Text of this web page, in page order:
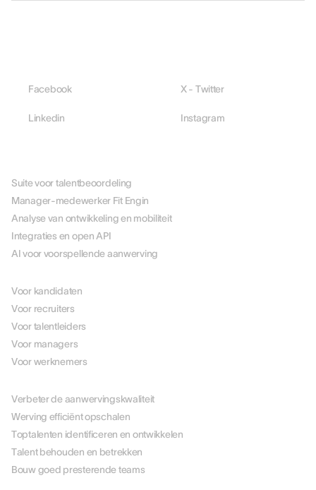
Facebook X - Twitter
Linkedin Instagram
Suite voor talentbeoordeling
Manager-medewerker Fit Engin
Analyse van ontwikkeling en mobiliteit
Integraties en open API
AI voor voorspellende aanwerving
Voor kandidaten
Voor recruiters
Voor talentleiders
Voor managers
Voor werknemers
Verbeter de aanwervingskwaliteit
Werving efficiënt opschalen
Toptalenten identificeren en ontwikkelen
Talent behouden en betrekken
Bouw goed presterende teams